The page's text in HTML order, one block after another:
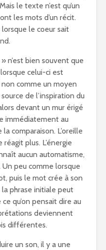
le texte n’est qu’un
les mots d’un récit.
lorsque le coeur sait
n’est bien souvent que
celui-ci est
comme un moyen
de l’inspiration du
devant un mur érigé
immédiatement au
comparaison. L’oreille
plus. L’énergie
aucun automatisme,
peu comme lorsque
puis le mot crée à son
la phrase initiale peut
qu’on pensait dire au
deviennent
différentes.
un son, il y a une